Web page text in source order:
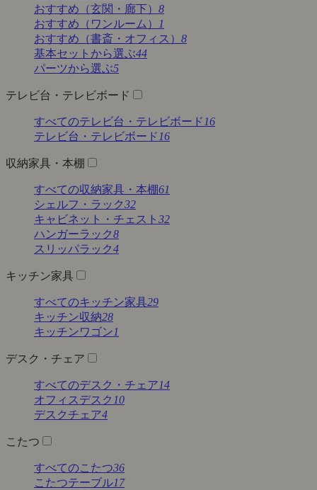
おすすめ（玄関・廊下） 8
おすすめ（ワンルーム）
1
おすすめ（書斎・オフィス） 8
基本セットから選ぶ44
パーツから選ぶ5
テレビ台・テレビボード
すべてのテレビ台・テレビボード 16
テレビ台・テレビボード 16
収納家具・本棚
すべての収納家具・本棚61
シェルフ・ラック32
キャビネット・チェスト 32
ハンガーラック8
スリッパラック4
キッチン家具
すべてのキッチン家具29
キッチン収納28
キッチンワゴン1
デスク・チェア
すべてのデスク・チェア14
オフィスデスク 10
デスクチェア4
こたつ
すべてのこたつ36
こたつテーブル17